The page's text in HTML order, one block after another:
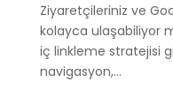
Ziyaretçileriniz ve
kolayca ulaşabiliyor
iç linkleme stratejisi
navigasyon,...